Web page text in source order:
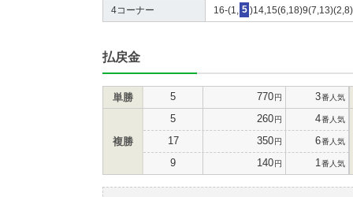
4コーナー 16-(1, 5
払戻金
単勝 5 770円 3番人気
複勝
5 260円 4番人気
17 350円 6番人気
9 140円 1 番人気